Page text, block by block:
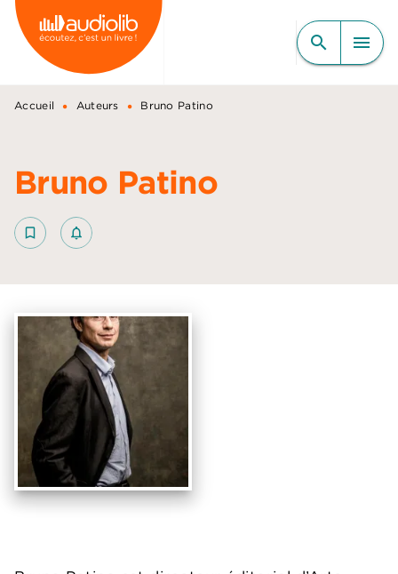
MENU RECHERCHE
CONTENU
PIED DE PAGE
search menu
Accueil • Auteurs • Bruno Patino
Bruno Patino
bookmark_border notifications_none_outlined